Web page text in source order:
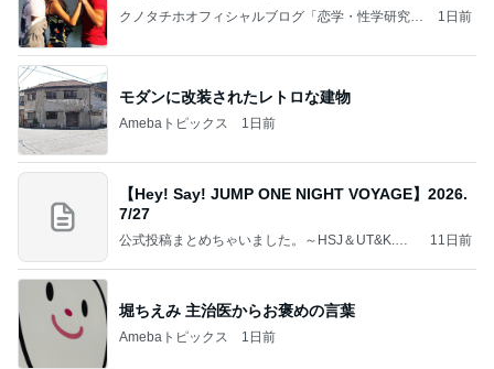
クノタチホオフィシャルブログ「恋学・性学研究
1日前
モダンに改装されたレトロな建物
Amebaトピックス 1日前
【Hey! Say! JUMP ONE NIGHT VOYAGE】2026.
7/27
公式投稿まとめちゃいました。～HSJ＆UT&K.O.
11日前
堀ちえみ 主治医からお褒めの言葉
Amebaトピックス 1日前